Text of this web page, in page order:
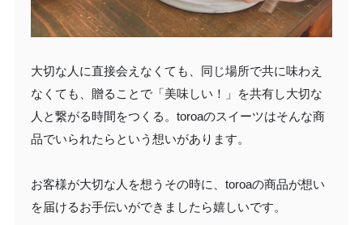
大切な人に直接会えなくても、同じ場所で共に味わえ
なくても、贈ることで「美味しい！」を共有し大切な
人と繋がる時間をつくる。toroaのスイーツはそんな商
品でいられたらという想いがあります。
お客様が大切な人を想うその時に、toroaの商品が想い
を届けるお手伝いができましたら嬉しいです。